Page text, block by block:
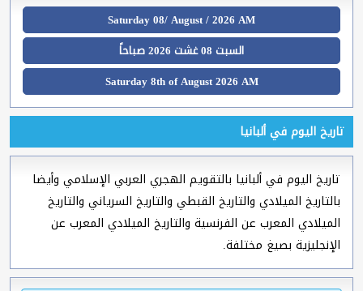
Saturday 08/ August / 2026 AM
السبت 08 غشت 2026 صباحاً
Saturday 8th of August 2026 AM
تاريخ اليوم في ألبانيا
تاريخ اليوم في ألبانيا بالتقويم الهجري العربي الإسلامي وأيضا
بالتاريخ الميلادي والتاريخ القبطي والتاريخ السرياني والتاريخ
الميلادي المعرب عن الفرنسية والتاريخ الميلادي المعرب عن
الإنجليزية بصيغ مختلفة.